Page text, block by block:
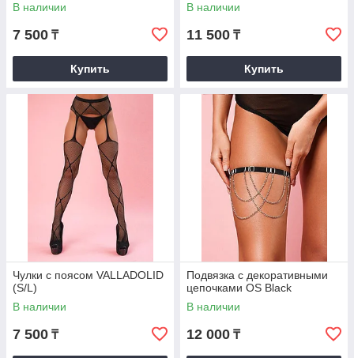
В наличии
7 500 ₸
Купить
В наличии
11 500 ₸
Купить
Чулки с поясом VALLADOLID
(S/L)
В наличии
7 500 ₸
Подвязка с декоративными
цепочками OS Black
В наличии
12 000 ₸